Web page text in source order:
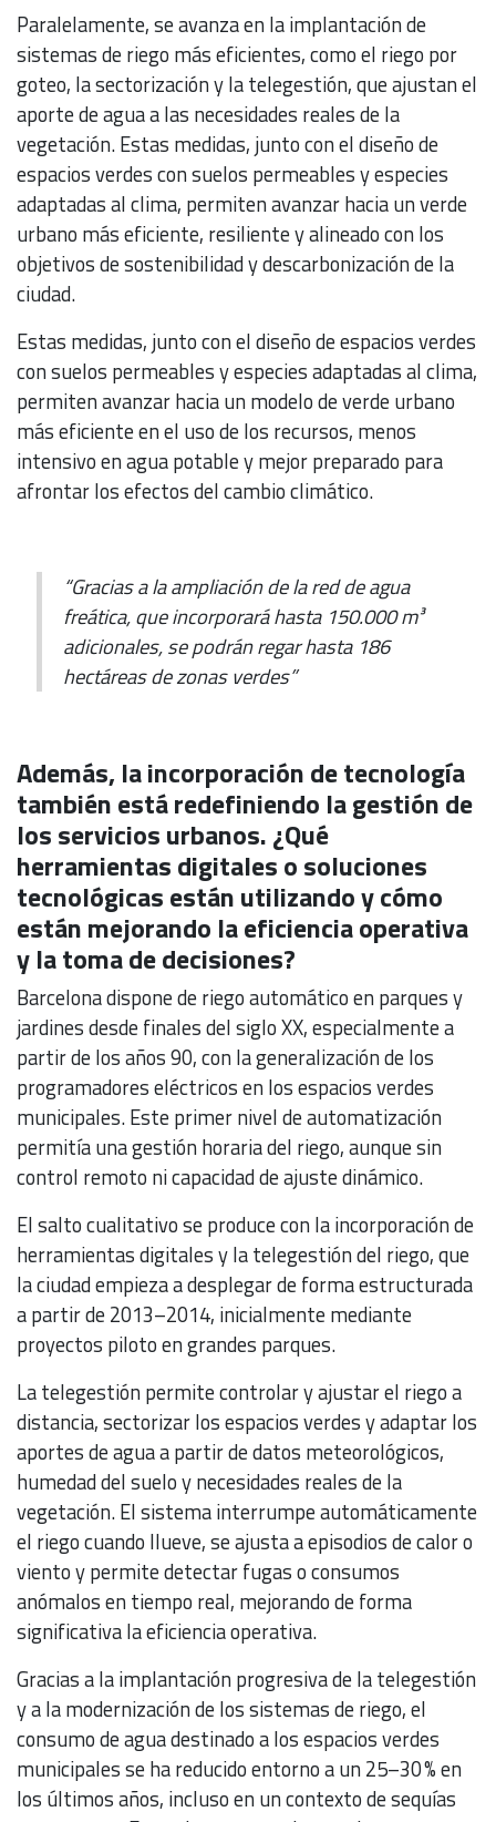
Paralelamente, se avanza en la implantación de
sistemas de riego más eficientes, como el riego por
goteo, la sectorización y la telegestión, que ajustan el
aporte de agua a las necesidades reales de la
vegetación. Estas medidas, junto con el diseño de
espacios verdes con suelos permeables y especies
adaptadas al clima, permiten avanzar hacia un verde
urbano más eficiente, resiliente y alineado con los
objetivos de sostenibilidad y descarbonización de la
ciudad.
Estas medidas, junto con el diseño de espacios verdes
con suelos permeables y especies adaptadas al clima,
permiten avanzar hacia un modelo de verde urbano
más eficiente en el uso de los recursos, menos
intensivo en agua potable y mejor preparado para
afrontar los efectos del cambio climático.
“Gracias a la ampliación de la red de agua
freática, que incorporará hasta 150.000 m³
adicionales, se podrán regar hasta 186
hectáreas de zonas verdes”
Además, la incorporación de tecnología
también está redefiniendo la gestión de
los servicios urbanos. ¿Qué
herramientas digitales o soluciones
tecnológicas están utilizando y cómo
están mejorando la eficiencia operativa
y la toma de decisiones?
Barcelona dispone de riego automático en parques y
jardines desde finales del siglo XX, especialmente a
partir de los años 90, con la generalización de los
programadores eléctricos en los espacios verdes
municipales. Este primer nivel de automatización
permitía una gestión horaria del riego, aunque sin
control remoto ni capacidad de ajuste dinámico.
El salto cualitativo se produce con la incorporación de
herramientas digitales y la telegestión del riego, que
la ciudad empieza a desplegar de forma estructurada
a partir de 2013–2014, inicialmente mediante
proyectos piloto en grandes parques.
La telegestión permite controlar y ajustar el riego a
distancia, sectorizar los espacios verdes y adaptar los
aportes de agua a partir de datos meteorológicos,
humedad del suelo y necesidades reales de la
vegetación. El sistema interrumpe automáticamente
el riego cuando llueve, se ajusta a episodios de calor o
viento y permite detectar fugas o consumos
anómalos en tiempo real, mejorando de forma
significativa la eficiencia operativa.
Gracias a la implantación progresiva de la telegestión
y a la modernización de los sistemas de riego, el
consumo de agua destinado a los espacios verdes
municipales se ha reducido entorno a un 25–30 % en
los últimos años, incluso en un contexto de sequías